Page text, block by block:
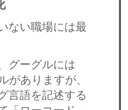
ない職場には最
グーグルには
がありますが、
言語を記述する